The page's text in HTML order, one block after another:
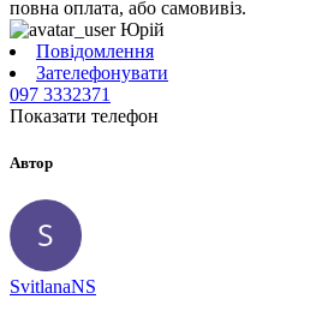
повна оплата, або самовивіз.
Юрій
Повідомлення
Зателефонувати
097 3332371
Показати телефон
Автор
SvitlanaNS